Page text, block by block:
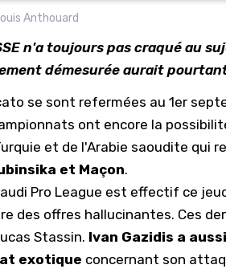
Anthouard
n'a toujours pas craqué au
démesurée aurait
se sont refermées au 1er
ont encore la
et de l'Arabie saoudite qui
et Maçon.
Pro League est effectif ce
des offres hallucinantes. Ces
Stassin. Ivan Gazidis a
exotique concernant son